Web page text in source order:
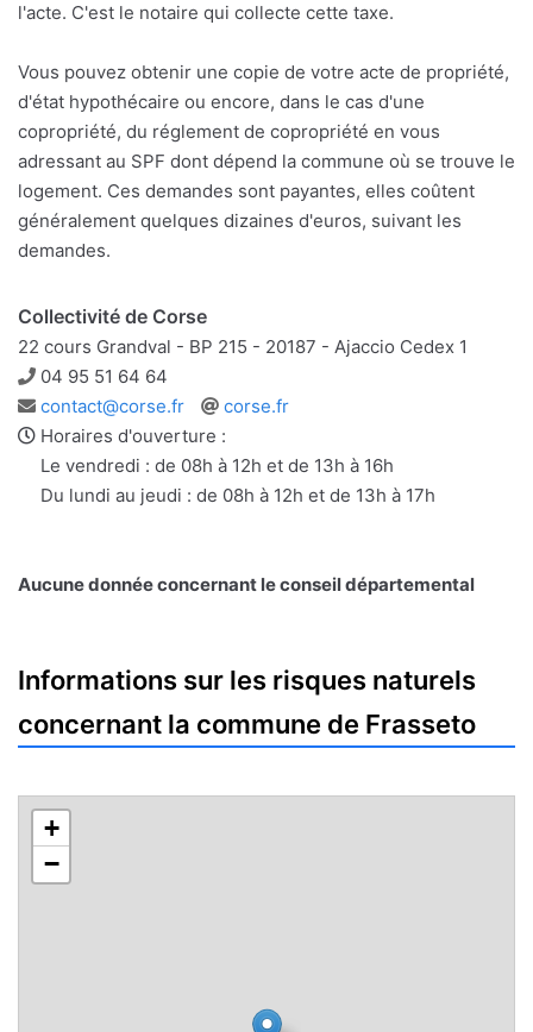
l'acte. C'est le notaire qui collecte cette taxe.
Vous pouvez obtenir une copie de votre acte de propriété,
d'état hypothécaire ou encore, dans le cas d'une
copropriété, du réglement de copropriété en vous
adressant au SPF dont dépend la commune où se trouve le
logement. Ces demandes sont payantes, elles coûtent
généralement quelques dizaines d'euros, suivant les
demandes.
Collectivité de Corse
22 cours Grandval - BP 215 - 20187 - Ajaccio Cedex 1
Téléphone
04 95 51 64 64
Adresse
e-
mail
contact@corse.fr
Site
web
corse.fr
Horaires d'ouverture :
Le vendredi : de 08h à 12h et de 13h à 16h
Du lundi au jeudi : de 08h à 12h et de 13h à 17h
Aucune donnée concernant le conseil départemental
Informations sur les risques naturels
concernant la commune de Frasseto
+
−